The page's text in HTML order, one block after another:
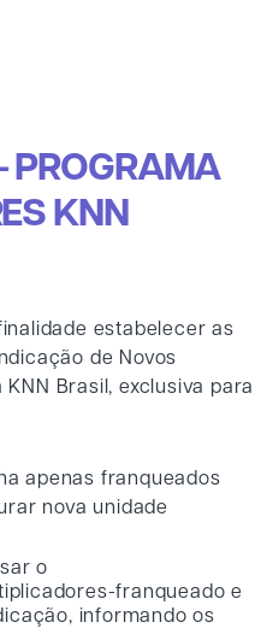
PROGRAMA
KNN
estabelecer as
de Novos
Brasil, exclusiva para
apenas franqueados
nova unidade
o
franqueado e
informando os